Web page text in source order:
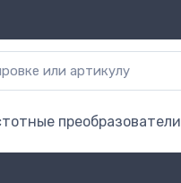
преобразователи